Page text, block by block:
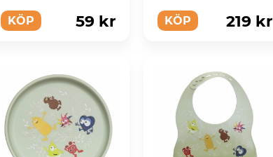
KÖP 59 kr KÖP 219 kr